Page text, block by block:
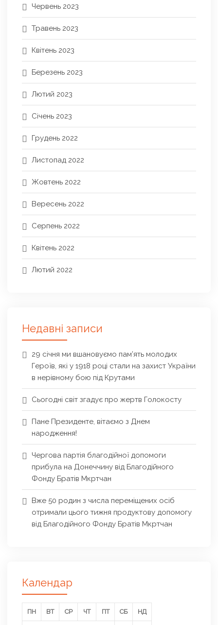
Червень 2023
Травень 2023
Квітень 2023
Березень 2023
Лютий 2023
Січень 2023
Грудень 2022
Листопад 2022
Жовтень 2022
Вересень 2022
Серпень 2022
Квітень 2022
Лютий 2022
Недавні записи
29 січня ми вшановуємо пам’ять молодих
Героїв, які у 1918 році стали на захист України
в нерівному бою під Крутами
Сьогодні світ згадує про жертв Голокосту
Пане Президенте, вітаємо з Днем
народження!
Чергова партія благодійної допомоги
прибула на Донеччину від Благодійного
Фонду Братів Мкртчан
Вже 50 родин з числа переміщених осіб
отримали цього тижня продуктову допомогу
від Благодійного Фонду Братів Мкртчан
Календар
ПН ВТ СР ЧТ ПТ СБ НД